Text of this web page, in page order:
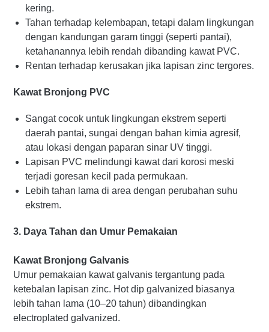
kering.
Tahan terhadap kelembapan, tetapi dalam lingkungan
dengan kandungan garam tinggi (seperti pantai),
ketahanannya lebih rendah dibanding kawat PVC.
Rentan terhadap kerusakan jika lapisan zinc tergores.
Kawat Bronjong PVC
Sangat cocok untuk lingkungan ekstrem seperti
daerah pantai, sungai dengan bahan kimia agresif,
atau lokasi dengan paparan sinar UV tinggi.
Lapisan PVC melindungi kawat dari korosi meski
terjadi goresan kecil pada permukaan.
Lebih tahan lama di area dengan perubahan suhu
ekstrem.
3. Daya Tahan dan Umur Pemakaian
Kawat Bronjong Galvanis
Umur pemakaian kawat galvanis tergantung pada
ketebalan lapisan zinc. Hot dip galvanized biasanya
lebih tahan lama (10–20 tahun) dibandingkan
electroplated galvanized.